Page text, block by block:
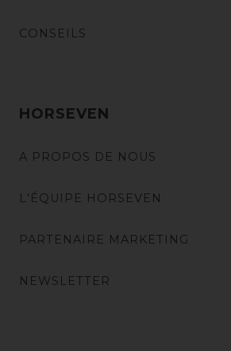
CONSEILS
HORSEVEN
A PROPOS DE NOUS
L'ÉQUIPE HORSEVEN
PARTENAIRE MARKETING
NEWSLETTER